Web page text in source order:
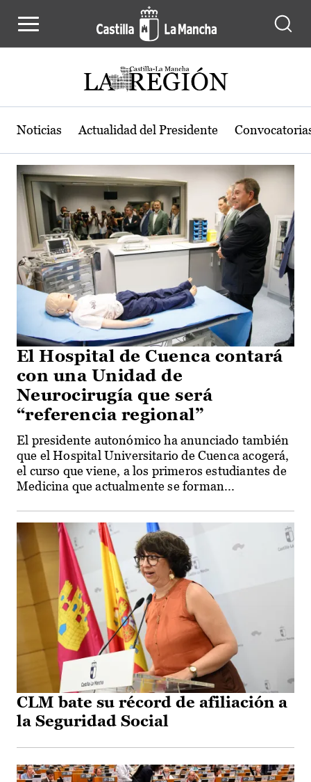
Actualidad de la región de Castilla-
Noticias Actualidad del Presidente
El Hospital de Cuenca contará
con una Unidad de
Neurocirugía que será
“referencia regional”
El presidente autonómico ha anunciado también
que el Hospital Universitario de Cuenca acogerá,
el curso que viene, a los primeros estudiantes de
Medicina que actualmente se forman...
CLM bate su récord de afiliación a
la Seguridad Social